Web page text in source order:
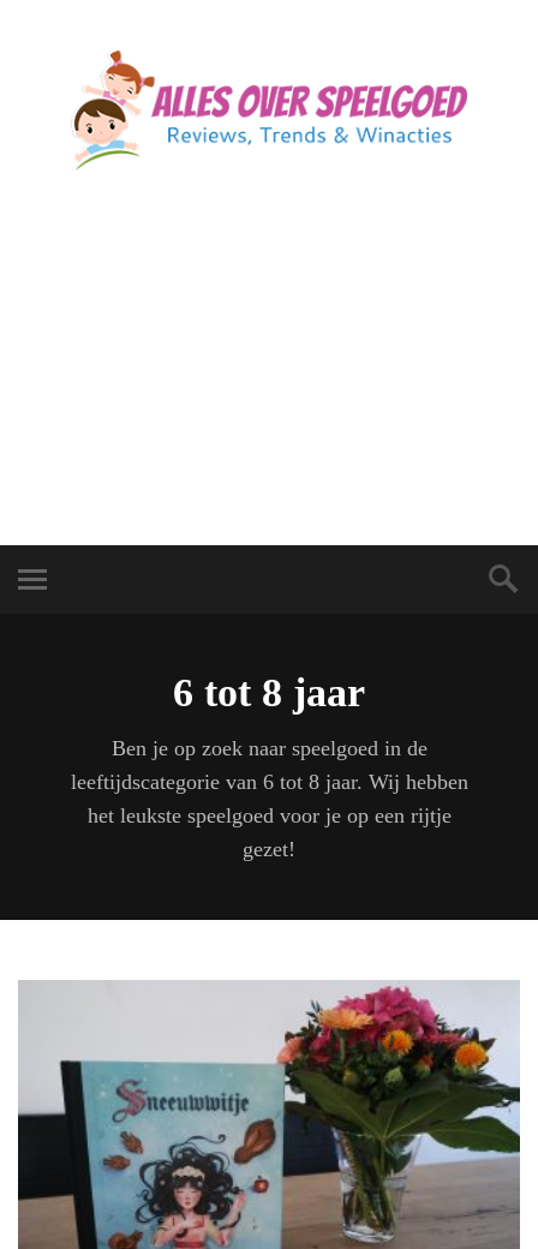
6 tot 8 jaar
Ben je op zoek naar speelgoed in de
leeftijdscategorie van 6 tot 8 jaar. Wij hebben
het leukste speelgoed voor je op een rijtje
gezet!